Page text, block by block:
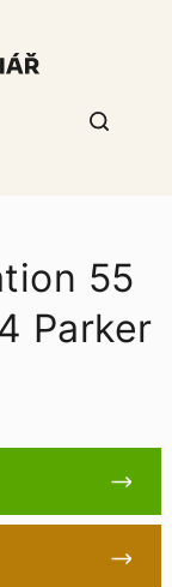
55
Parker